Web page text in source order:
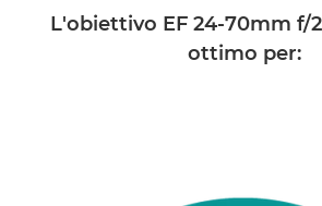
L'obiettivo EF 24-70mm f/
ottimo per: